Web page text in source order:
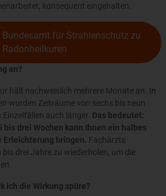
konsequent eingehalten.
für Strahlenschutz zu
Radonheilkuren
an?
hält nachweislich mehrere Monate an. In
wurden Zeiträume von sechs bis neun
auch länger. Das bedeutet:
bis drei Wochen kann Ihnen ein halbes
Erleichterung bringen. Fachärzte
bis drei Jahre zu wiederholen, um die
ich die Wirkung spüre?